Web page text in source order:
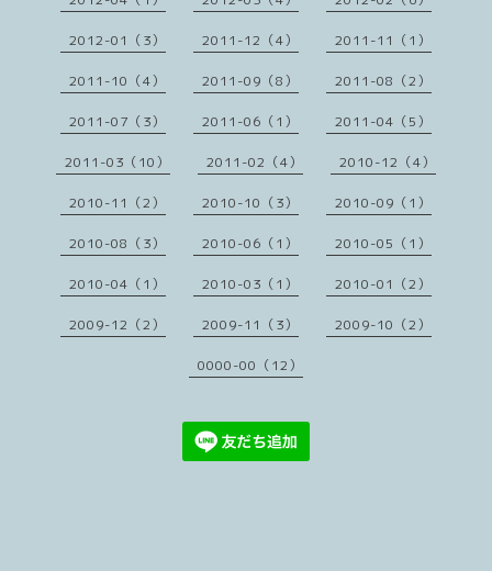
2012-01（3） 2011-12（4） 2011-11（1）
2011-10（4） 2011-09（8） 2011-08（2）
2011-07（3） 2011-06（1） 2011-04（5）
2011-03（10） 2011-02（4） 2010-12（4）
2010-11（2） 2010-10（3） 2010-09（1）
2010-08（3） 2010-06（1） 2010-05（1）
2010-04（1） 2010-03（1） 2010-01（2）
2009-12（2） 2009-11（3） 2009-10（2）
0000-00（12）